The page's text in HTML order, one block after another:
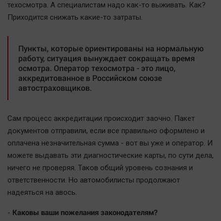
техосмотра. А специалистам надо как-то выживать. Как?
Приходится снижать какие-то затраты.
Пункты, которые ориентированы на нормальную
работу, ситуация вынуждает сокращать время
осмотра. Оператор техосмотра - это лицо,
аккредитованное в Российском союзе
автостраховщиков.
Сам процесс аккредитации происходит заочно. Пакет
документов отправили, если все правильно оформлено и
оплачена незначительная сумма - вот вы уже и оператор. И
можете выдавать эти диагностические карты, по сути дела,
ничего не проверяя. Таков общий уровень сознания и
ответственности. Но автомобилисты продолжают
надеяться на авось.
- Каковы ваши пожелания законодателям?